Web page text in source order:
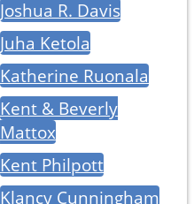
Joshua R. Davis
Juha Ketola
Katherine Ruonala
Kent & Beverly
Mattox
Kent Philpott
Klancy Cunningham